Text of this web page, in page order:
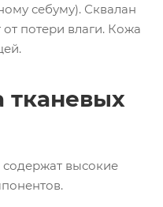
себуму). Сквалан
потери влаги. Кожа
тканевых
содержат высокие